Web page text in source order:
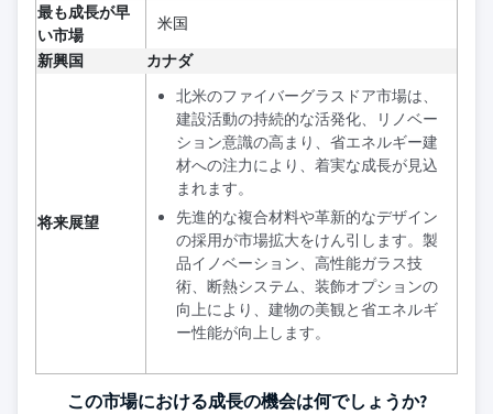
最も成長が早
い市場
米国
新興国
カナダ
将来展望
北米のファイバーグラスドア市場は、
建設活動の持続的な活発化、リノベー
ション意識の高まり、省エネルギー建
材への注力により、着実な成長が見込
まれます。
先進的な複合材料や革新的なデザイン
の採用が市場拡大をけん引します。製
品イノベーション、高性能ガラス技
術、断熱システム、装飾オプションの
向上により、建物の美観と省エネルギ
ー性能が向上します。
この市場における成長の機会は何でしょうか?